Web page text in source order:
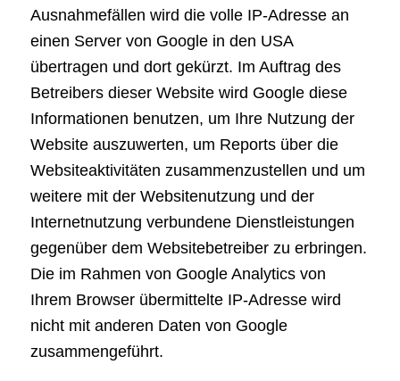
Ausnahmefällen wird die volle IP-Adresse an
einen Server von Google in den USA
übertragen und dort gekürzt. Im Auftrag des
Betreibers dieser Website wird Google diese
Informationen benutzen, um Ihre Nutzung der
Website auszuwerten, um Reports über die
Websiteaktivitäten zusammenzustellen und um
weitere mit der Websitenutzung und der
Internetnutzung verbundene Dienstleistungen
gegenüber dem Websitebetreiber zu erbringen.
Die im Rahmen von Google Analytics von
Ihrem Browser übermittelte IP-Adresse wird
nicht mit anderen Daten von Google
zusammengeführt.